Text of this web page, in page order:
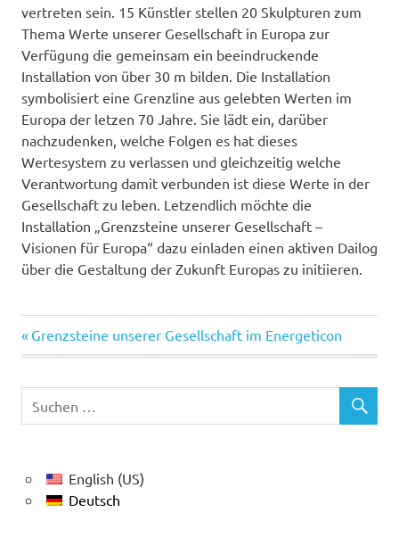
vertreten sein. 15 Künstler stellen 20 Skulpturen zum
Thema Werte unserer Gesellschaft in Europa zur
Verfügung die gemeinsam ein beeindruckende
Installation von über 30 m bilden. Die Installation
symbolisiert eine Grenzline aus gelebten Werten im
Europa der letzen 70 Jahre. Sie lädt ein, darüber
nachzudenken, welche Folgen es hat dieses
Wertesystem zu verlassen und gleichzeitig welche
Verantwortung damit verbunden ist diese Werte in der
Gesellschaft zu leben. Letzendlich möchte die
Installation „Grenzsteine unserer Gesellschaft –
Visionen für Europa“ dazu einladen einen aktiven Dailog
über die Gestaltung der Zukunft Europas zu initiieren.
Beitragsnavigation
Vorheriger
Beitrag:
Grenzsteine unserer Gesellschaft im Energeticon
English (US)
Deutsch